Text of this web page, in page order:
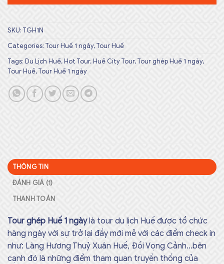
SKU: TGH1N
Categories: Tour Huế 1 ngày,Tour Huế
Tags: Du Lịch Huế, Hot Tour, Huế City Tour,Tour ghép Huế 1 ngày,
Tour Huế,Tour Huế 1 ngày
THÔNG TIN
ĐÁNH GIÁ (1)
THANH TOÁN
Tour ghép Huế 1 ngàylà tour du lịch Huế được tổ chức
hàng ngày với sự trở lại đầy mới mẻ với các điểm check in
như: Làng Hương Thuỷ Xuân Huế, Đồi Vọng Cảnh…bên
cạnh đó là những điểm tham quan truyền thống của